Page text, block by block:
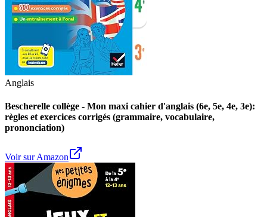
Anglais
Bescherelle collège - Mon maxi cahier d'anglais (6e, 5e, 4e, 3e):
règles et exercices corrigés (grammaire, vocabulaire,
prononciation)
Voir sur Amazon